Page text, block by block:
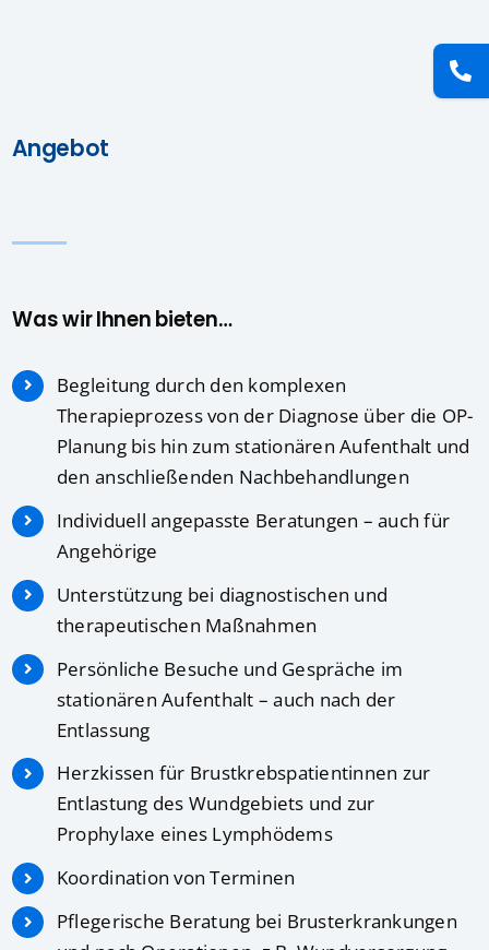
Angebot
Was wir Ihnen bieten…
Begleitung durch den komplexen
Therapieprozess von der Diagnose über die OP-
Planung bis hin zum stationären Aufenthalt und
den anschließenden Nachbehandlungen
Individuell angepasste Beratungen – auch für
Angehörige
Unterstützung bei diagnostischen und
therapeutischen Maßnahmen
Persönliche Besuche und Gespräche im
stationären Aufenthalt – auch nach der
Entlassung
Herzkissen für Brustkrebspatientinnen zur
Entlastung des Wundgebiets und zur
Prophylaxe eines Lymphödems
Koordination von Terminen
Pflegerische Beratung bei Brusterkrankungen